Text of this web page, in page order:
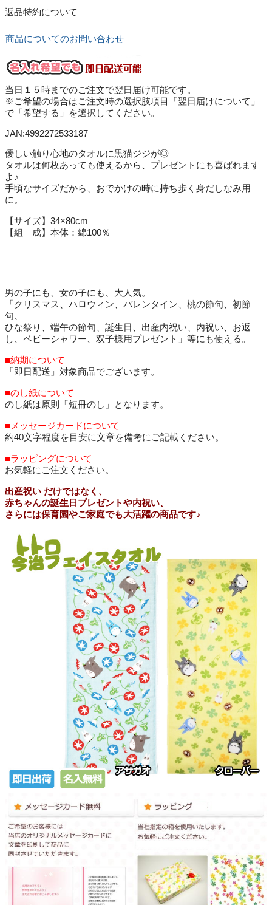
返品特約について
商品についてのお問い合わせ
当日１５時までのご注文で翌日届け可能です。
※ご希望の場合はご注文時の選択肢項目「翌日届けについて」
で「希望する」を選択してください。
JAN:4992272533187
優しい触り心地のタオルに黒猫ジジが◎
タオルは何枚あっても使えるから、プレゼントにも喜ばれます
よ♪
手頃なサイズだから、おでかけの時に持ち歩く身だしなみ用
に。
【サイズ】34×80cm
【組 成】本体：綿100％
男の子にも、女の子にも、大人気。
「クリスマス、ハロウィン、バレンタイン、桃の節句、初節
句、
ひな祭り、端午の節句、誕生日、出産内祝い、内祝い、お返
し、ベビーシャワー、双子様用プレゼント」等にも使える。
■納期について
「即日配送」対象商品でございます。
■のし紙について
のし紙は原則「短冊のし」となります。
■メッセージカードについて
約40文字程度を目安に文章を備考にご記載ください。
■ラッピングについて
お気軽にご注文ください。
出産祝い だけではなく、
赤ちゃんの誕生日プレゼントや内祝い、
さらには保育園やご家庭でも大活躍の商品です♪